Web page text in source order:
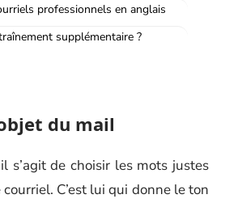
professionnels en anglais
supplémentaire ?
du mail
s’agit de choisir les mots justes
C’est lui qui donne le ton